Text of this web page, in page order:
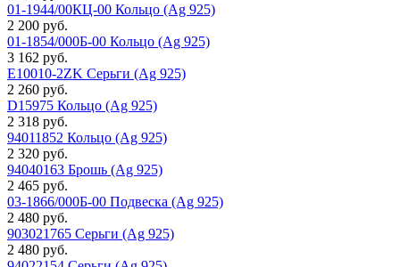
01-1944/00КЦ-00 Кольцо (Ag 925)
2 200 руб.
01-1854/000Б-00 Кольцо (Ag 925)
3 162 руб.
E10010-2ZK Серьги (Ag 925)
2 260 руб.
D15975 Кольцо (Ag 925)
2 318 руб.
94011852 Кольцо (Ag 925)
2 320 руб.
94040163 Брошь (Ag 925)
2 465 руб.
03-1866/000Б-00 Подвеска (Ag 925)
2 480 руб.
903021765 Серьги (Ag 925)
2 480 руб.